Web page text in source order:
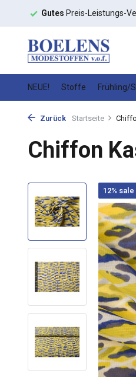
Gutes Preis-Leistungs-
NEUE! Stoffe Frühling/
Zurück Startseite
Chiffon
12% sale